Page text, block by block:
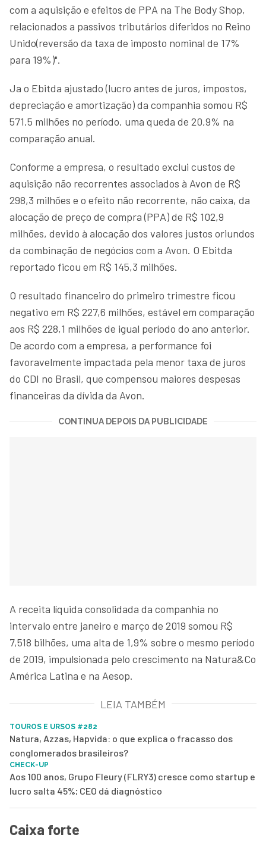
com a aquisição e efeitos de PPA na The Body Shop,
relacionados a passivos tributários diferidos no Reino
Unido(reversão da taxa de imposto nominal de 17%
para 19%)".
Ja o Ebitda ajustado (lucro antes de juros, impostos,
depreciação e amortização) da companhia somou R$
571,5 milhões no período, uma queda de 20,9% na
comparação anual.
Conforme a empresa, o resultado exclui custos de
aquisição não recorrentes associados à Avon de R$
298,3 milhões e o efeito não recorrente, não caixa, da
alocação de preço de compra (PPA) de R$ 102,9
milhões, devido à alocação dos valores justos oriundos
da combinação de negócios com a Avon. O Ebitda
reportado ficou em R$ 145,3 milhões.
O resultado financeiro do primeiro trimestre ficou
negativo em R$ 227,6 milhões, estável em comparação
aos R$ 228,1 milhões de igual período do ano anterior.
De acordo com a empresa, a performance foi
favoravelmente impactada pela menor taxa de juros
do CDI no Brasil, que compensou maiores despesas
financeiras da dívida da Avon.
CONTINUA DEPOIS DA PUBLICIDADE
A receita líquida consolidada da companhia no
intervalo entre janeiro e março de 2019 somou R$
7,518 bilhões, uma alta de 1,9% sobre o mesmo período
de 2019, impulsionada pelo crescimento na Natura&Co
América Latina e na Aesop.
LEIA TAMBÉM
TOUROS E URSOS #282
Natura, Azzas, Hapvida: o que explica o fracasso dos
conglomerados brasileiros?
CHECK-UP
Aos 100 anos, Grupo Fleury (FLRY3) cresce como startup e
lucro salta 45%; CEO dá diagnóstico
Caixa forte